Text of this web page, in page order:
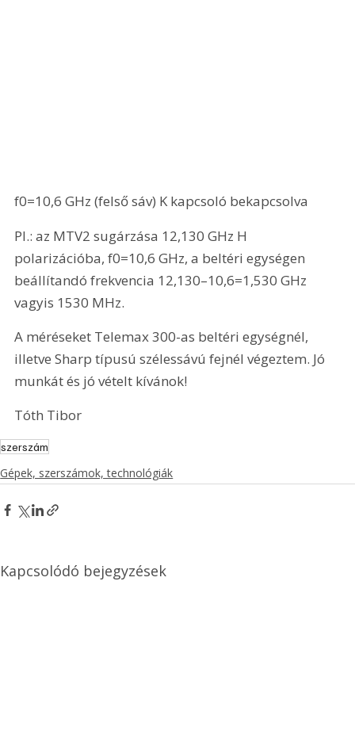
f0=10,6 GHz (felső sáv) K kapcsoló bekapcsolva
Pl.: az MTV2 sugárzása 12,130 GHz H
polarizációba, f0=10,6 GHz, a beltéri egységen
beállítandó frekvencia 12,130–10,6=1,530 GHz
vagyis 1530 MHz.
A méréseket Telemax 300-as beltéri egységnél,
illetve Sharp típusú szélessávú fejnél végeztem. Jó
munkát és jó vételt kívánok!
Tóth Tibor
szerszám
Gépek, szerszámok, technológiák
Kapcsolódó bejegyzések